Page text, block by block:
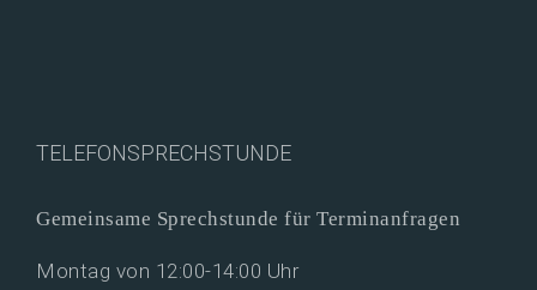
TELEFONSPRECHSTUNDE
Gemeinsame Sprechstunde für Terminanfragen
Montag von 12:00-14:00 Uhr